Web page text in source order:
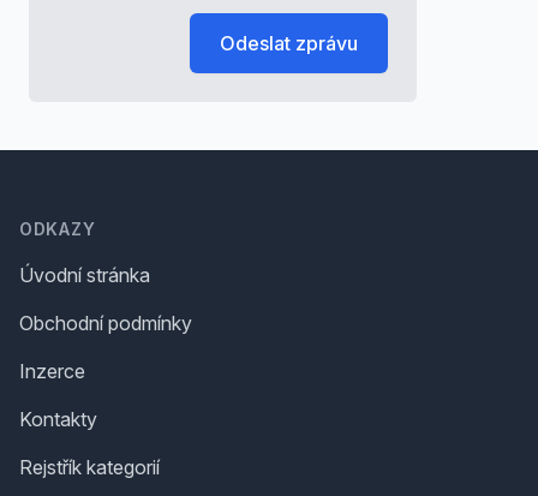
Odeslat zprávu
ODKAZY
Úvodní stránka
Obchodní podmínky
Inzerce
Kontakty
Rejstřík kategorií